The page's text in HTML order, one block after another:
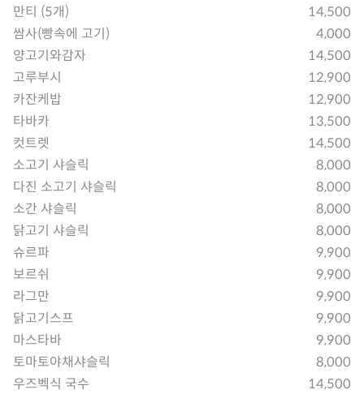
만티 (5개)
14,500
쌈사(빵속에 고기)
4,000
양고기와감자
14,500
고루부시
12,900
카잔케밥
12,900
타바카
13,500
컷트렛
14,500
소고기 샤슬릭
8,000
다진 소고기 샤슬릭
8,000
소간 샤슬릭
8,000
닭고기 샤슬릭
8,000
슈르파
9,900
보르쉬
9,900
라그만
9,900
닭고기스프
9,900
마스타바
9,900
토마토야채샤슬릭
8,000
우즈벡식 국수
14,500